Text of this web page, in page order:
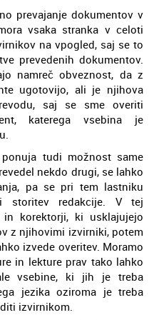
prevajanje dokumentov v
vsaka stranka v celoti
na vpogled, saj se to
prevedenih dokumentov.
namreč obveznost, da z
ugotovijo, ali je njihova
saj se sme overiti
katerega vsebina je
tudi možnost same
nekdo drugi, se lahko
pa se pri tem lastniku
storitev redakcije. V tej
korektorji, ki usklajujejo
z njihovimi izvirniki, potem
izvede overitev. Moramo
in lekture prav tako lahko
vsebine, ki jih je treba
jezika oziroma je treba
izvirnikom.